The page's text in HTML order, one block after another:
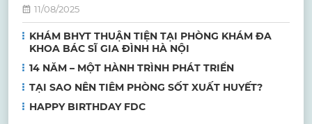
11/08/2025
KHÁM BHYT THUẬN TIỆN TẠI PHÒNG KHÁM ĐA
KHOA BÁC SĨ GIA ĐÌNH HÀ NỘI
14 NĂM – MỘT HÀNH TRÌNH PHÁT TRIỂN
TẠI SAO NÊN TIÊM PHÒNG SỐT XUẤT HUYẾT?
HAPPY BIRTHDAY FDC